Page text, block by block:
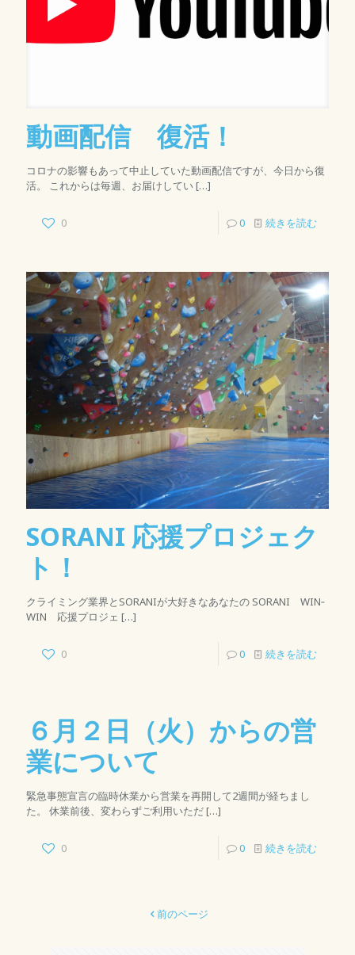
動画配信 復活！
コロナの影響もあって中止していた動画配信ですが、今日から復
活。 これからは毎週、お届けしてい[…]
0 0 続きを読む
SORANI 応援プロジェク
ト！
クライミング業界とSORANIが大好きなあなたの SORANI WIN‐
WIN 応援プロジェ […]
0 0 続きを読む
６月２日（火）からの営
業について
緊急事態宣言の臨時休業から営業を再開して2週間が経ちまし
た。 休業前後、変わらずご利用いただ[…]
0 0 続きを読む
前のページ